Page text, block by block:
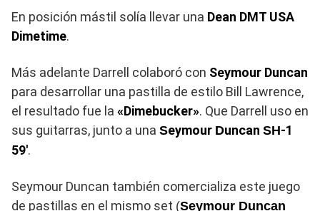
En posición mástil solía llevar una Dean DMT USA
Dimetime.
Más adelante Darrell colaboró con Seymour Duncan
para desarrollar una pastilla de estilo Bill Lawrence,
el resultado fue la «Dimebucker». Que Darrell uso en
sus guitarras, junto a una Seymour Duncan SH-1
59′.
Seymour Duncan también comercializa este juego
de pastillas en el mismo set (Seymour Duncan